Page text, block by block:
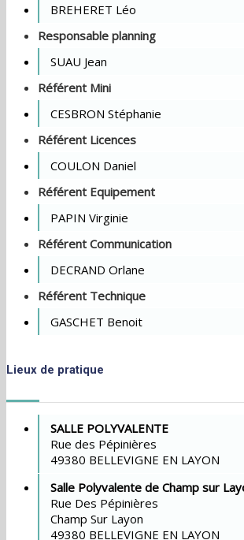
BREHERET Léo
Responsable planning
SUAU Jean
Référent Mini
CESBRON Stéphanie
Référent Licences
COULON Daniel
Référent Equipement
PAPIN Virginie
Référent Communication
DECRAND Orlane
Référent Technique
GASCHET Benoit
Lieux de pratique
SALLE POLYVALENTE
Rue des Pépinières
49380 BELLEVIGNE EN LAYON
Salle Polyvalente de Champ sur
Rue Des Pépinières
Champ Sur Layon
49380 BELLEVIGNE EN LAYON